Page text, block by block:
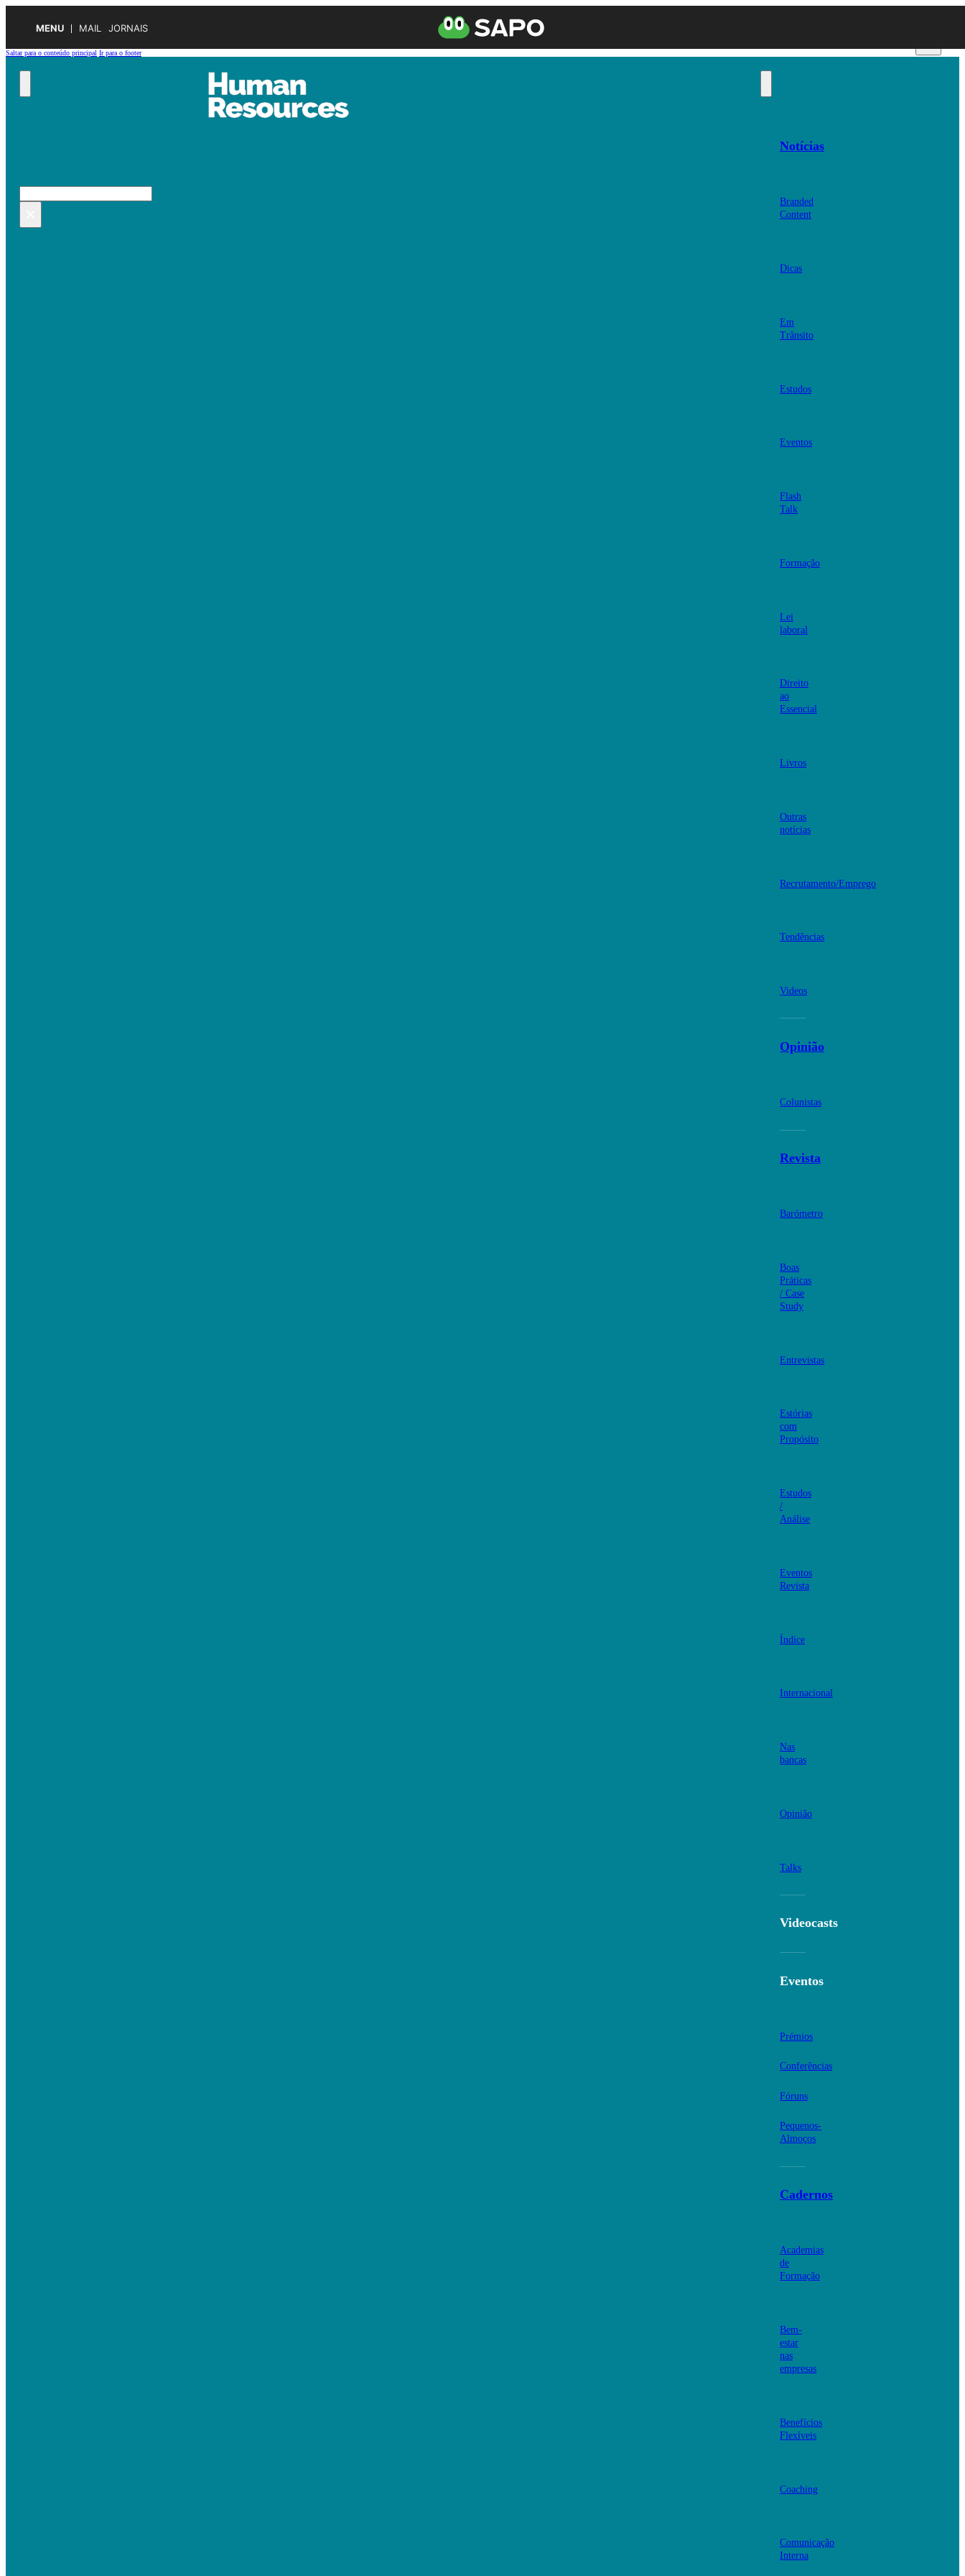
MENU MAIL JORNAIS
Saltar para o conteúdo principal Ir para o footer
Pesquisar
Notícias
Branded
Content
Dicas
Em
Trânsito
Estudos
Eventos
Flash
Talk
Formação
Lei
laboral
Direito
ao
Essencial
Livros
Outras
notícias
Recrutamento/Emprego
Tendências
Videos
Opinião
Colunistas
Revista
Barómetro
Boas
Práticas
/ Case
Study
Entrevistas
Estórias
com
Propósito
Estudos
/
Análise
Eventos
Revista
Índice
Internacional
Nas
bancas
Opinião
Talks
Videocasts
Eventos
Prémios
Conferências
Fóruns
Pequenos-
Almoços
Cadernos
Academias
de
Formação
Bem-
estar
nas
empresas
Benefícios
Flexíveis
Coaching
Comunicação
Interna